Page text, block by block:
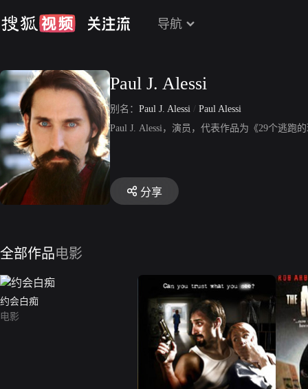
导航
Paul J. Alessi
别名： Paul J. Alessi / Paul Alessi
Paul J. Alessi，演员，代表作品为《29个逃跑
分享
全部作品电影
约会白痴
电影